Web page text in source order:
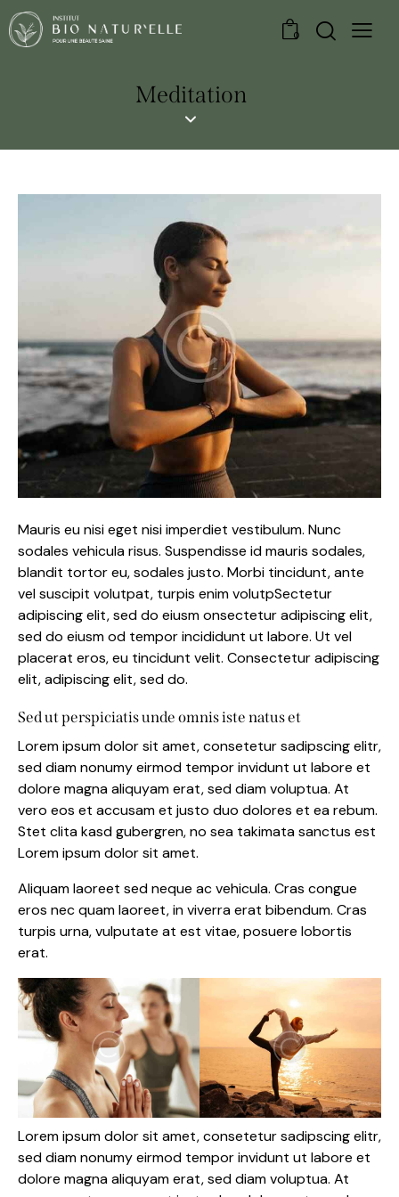
0
Meditation
Mauris eu nisi eget nisi imperdiet vestibulum. Nunc
sodales vehicula risus. Suspendisse id mauris sodales,
blandit tortor eu, sodales justo. Morbi tincidunt, ante
vel suscipit volutpat, turpis enim volutpSectetur
adipiscing elit, sed do eiusm onsectetur adipiscing elit,
sed do eiusm od tempor incididunt ut labore. Ut vel
placerat eros, eu tincidunt velit. Consectetur adipiscing
elit, adipiscing elit, sed do.
Sed ut perspiciatis unde omnis iste natus et
Lorem ipsum dolor sit amet, consetetur sadipscing elitr,
sed diam nonumy eirmod tempor invidunt ut labore et
dolore magna aliquyam erat, sed diam voluptua. At
vero eos et accusam et justo duo dolores et ea rebum.
Stet clita kasd gubergren, no sea takimata sanctus est
Lorem ipsum dolor sit amet.
Aliquam laoreet sed neque ac vehicula. Cras congue
eros nec quam laoreet, in viverra erat bibendum. Cras
turpis urna, vulputate at est vitae, posuere lobortis
erat.
Lorem ipsum dolor sit amet, consetetur sadipscing elitr,
sed diam nonumy eirmod tempor invidunt ut labore et
dolore magna aliquyam erat, sed diam voluptua. At